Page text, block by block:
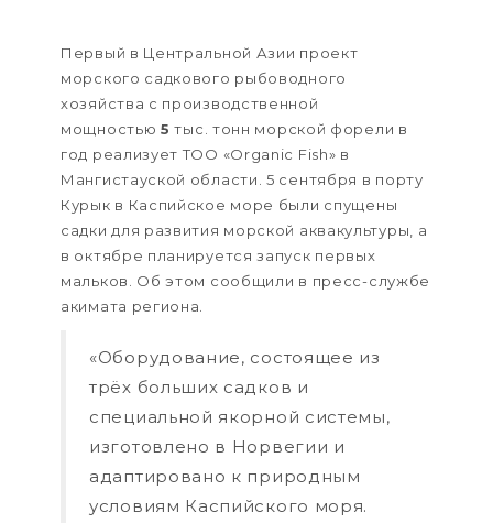
Первый в Центральной Азии проект
морского садкового рыбоводного
хозяйства с производственной
мощностью 5 тыс. тонн морской форели в
год реализует ТОО «Organic Fish» в
Мангистауской области. 5 сентября в порту
Курык в Каспийское море были спущены
садки для развития морской аквакультуры, а
в октябре планируется запуск первых
мальков. Об этом сообщили в пресс-службе
акимата региона.
«Оборудование, состоящее из
трёх больших садков и
специальной якорной системы,
изготовлено в Норвегии и
адаптировано к природным
условиям Каспийского моря.